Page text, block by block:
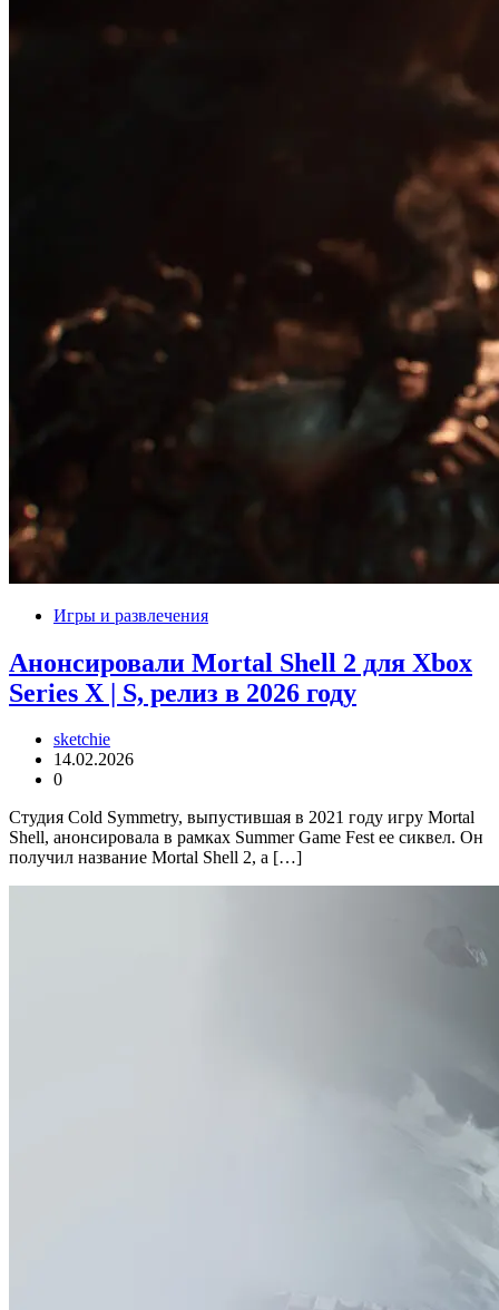
Игры и развлечения
Анонсировали Mortal Shell 2 для Xbox
Series X | S, релиз в 2026 году
sketchie
14.02.2026
0
Студия Cold Symmetry, выпустившая в 2021 году игру Mortal
Shell, анонсировала в рамках Summer Game Fest ее сиквел. Он
получил название Mortal Shell 2, а […]